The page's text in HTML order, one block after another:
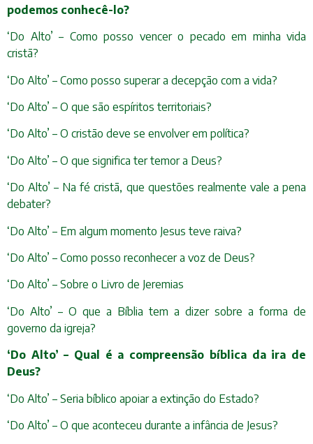
podemos conhecê-lo?
‘Do Alto’ – Como posso vencer o pecado em minha vida
cristã?
‘Do Alto’ – Como posso superar a decepção com a vida?
‘Do Alto’ – O que são espíritos territoriais?
‘Do Alto’ – O cristão deve se envolver em política?
‘Do Alto’ – O que significa ter temor a Deus?
‘Do Alto’ – Na fé cristã, que questões realmente vale a pena
debater?
‘Do Alto’ – Em algum momento Jesus teve raiva?
‘Do Alto’ – Como posso reconhecer a voz de Deus?
‘Do Alto’ – Sobre o Livro de Jeremias
‘Do Alto’ – O que a Bíblia tem a dizer sobre a forma de
governo da igreja?
‘Do Alto’ – Qual é a compreensão bíblica da ira de
Deus?
‘Do Alto’ – Seria bíblico apoiar a extinção do Estado?
‘Do Alto’ – O que aconteceu durante a infância de Jesus?